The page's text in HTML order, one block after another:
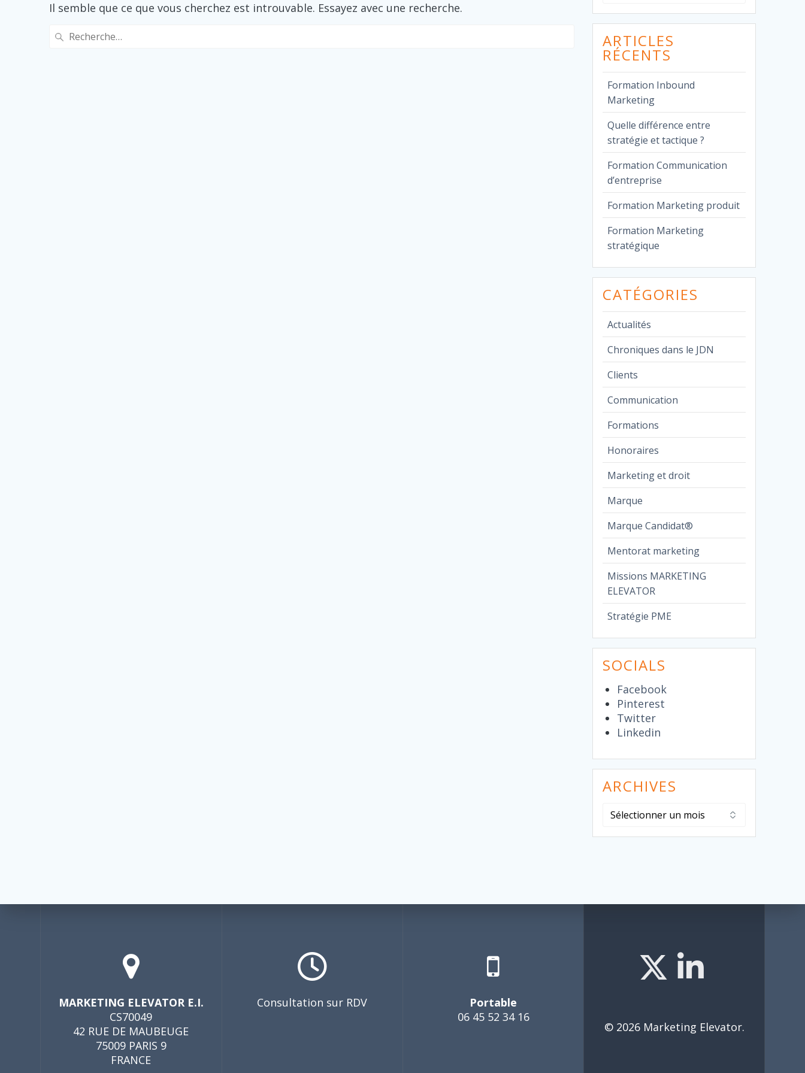
Il semble que ce que vous cherchez est introuvable. Essayez avec une recherche.
Recherche
pour
:
ARTICLES
RÉCENTS
Formation Inbound
Marketing
Quelle différence entre
stratégie et tactique ?
Formation Communication
d’entreprise
Formation Marketing produit
Formation Marketing
stratégique
CATÉGORIES
Actualités
Chroniques dans le JDN
Clients
Communication
Formations
Honoraires
Marketing et droit
Marque
Marque Candidat®
Mentorat marketing
Missions MARKETING
ELEVATOR
Stratégie PME
SOCIALS
Facebook
Pinterest
Twitter
Linkedin
ARCHIVES
Archives
MARKETING ELEVATOR E.I.
CS70049
42 RUE DE MAUBEUGE
75009 PARIS 9
FRANCE
Consultation sur RDV
Portable
06 45 52 34 16
© 2026 Marketing Elevator.